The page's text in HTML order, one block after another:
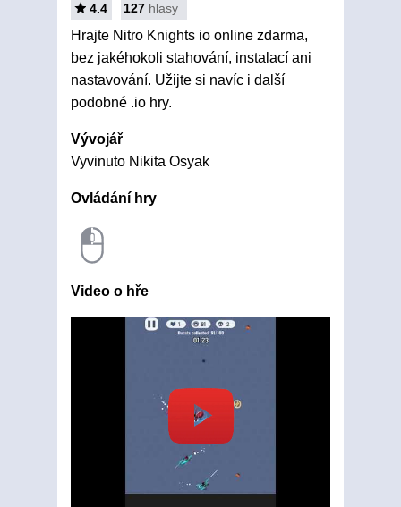
4.4 127 hlasy
Hrajte Nitro Knights io online zdarma,
bez jakéhokoli stahování, instalací ani
nastavování. Užijte si navíc i další
podobné .io hry.
Vývojář
Vyvinuto Nikita Osyak
Ovládání hry
Video o hře